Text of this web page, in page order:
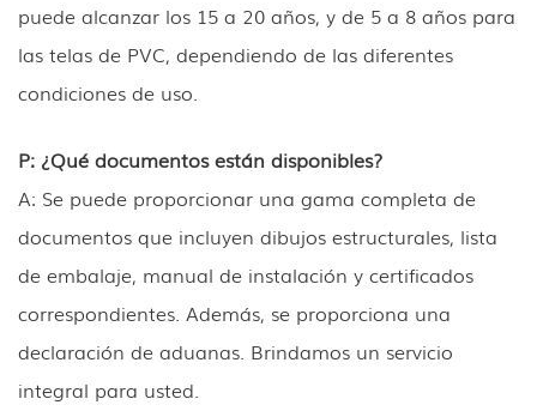
puede alcanzar los 15 a 20 años, y de 5 a 8 años para
las telas de PVC, dependiendo de las diferentes
condiciones de uso.
P: ¿Qué documentos están disponibles?
A: Se puede proporcionar una gama completa de
documentos que incluyen dibujos estructurales, lista
de embalaje, manual de instalación y certificados
correspondientes. Además, se proporciona una
declaración de aduanas. Brindamos un servicio
integral para usted.